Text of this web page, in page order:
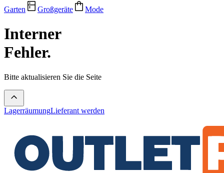
Garten
Großgeräte Mode
Interner
Fehler.
Bitte aktualisieren Sie die Seite
LagerräumungLieferant werden